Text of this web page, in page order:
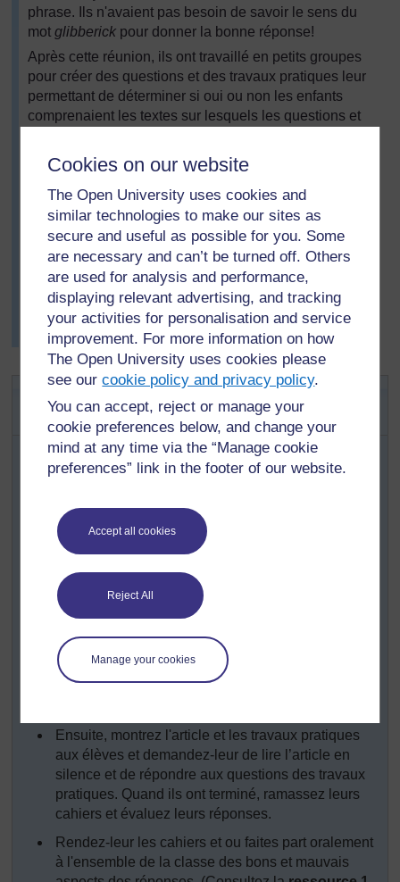
Cookies on our website
The Open University uses cookies and
similar technologies to make our sites as
secure and useful as possible for you. Some
are necessary and can’t be turned off. Others
are used for analysis and performance,
displaying relevant advertising, and tracking
your activities for personalisation and service
improvement. For more information on how
The Open University uses cookies please
see ourcookie policy and privacy policy.
You can accept, reject or manage your
cookie preferences below, and change your
mind at any time via the “Manage cookie
preferences” link in the footer of our website.
Accept all cookies
Reject All
Manage your cookies
phrase. Ils n'avaient pas besoin de savoir le sens du
mot glibberick pour donner la bonne réponse!
Après cette réunion, ils ont travaillé en petits groupes
pour créer des questions et des travaux pratiques leur
permettant de déterminer si oui ou non les enfants
comprenaient les textes sur lesquels les questions et
questions ne doivent pas pousser les enfants à
simplement copier l'information d'une phrase du texte.
Ils ont créé des travaux pratiques invitant les enfants à
compléter un tableau, dessiner une affiche ou prendre
des notes, qui seront utilisés dans les débats et qui
montreront ce qu'ils ont appris en lisant le texte.
Ils ont conclu que grâce aux questions et aux travaux
réalisés par les élèves, les enseignants pourraient
mieux déterminer si les enfants comprenaient les
textes.
Activité 1 : Comprendre et
analyser l’information des textes
Lisezla ressource 1: Texte sur les déchets
Faites des copies de l’article et des travaux
travaux pratiques sur le tableau.
Couvrez-les.
Avant que les enfants ne lisent l'article, posez-leur
quelques questions introductives. Vos questions
aideront l'enfant à faire le lien entre ce qu'ils savent
l'article (voir
Ressource 2 : Questions
préliminaires). Si vos élèves sont jeunes ou si
vous avez besoin de leur lire le texte, vous pouvez
Ensuite, montrez l'article et les travaux pratiques
aux élèves et demandez-leur de lire l’article en
silence et de répondre aux questions des travaux
pratiques. Quand ils ont terminé, ramassez leurs
cahiers et évaluez leurs réponses.
Rendez-leur les cahiers et ou faites part oralement
à l'ensemble de la classe des bons et mauvais